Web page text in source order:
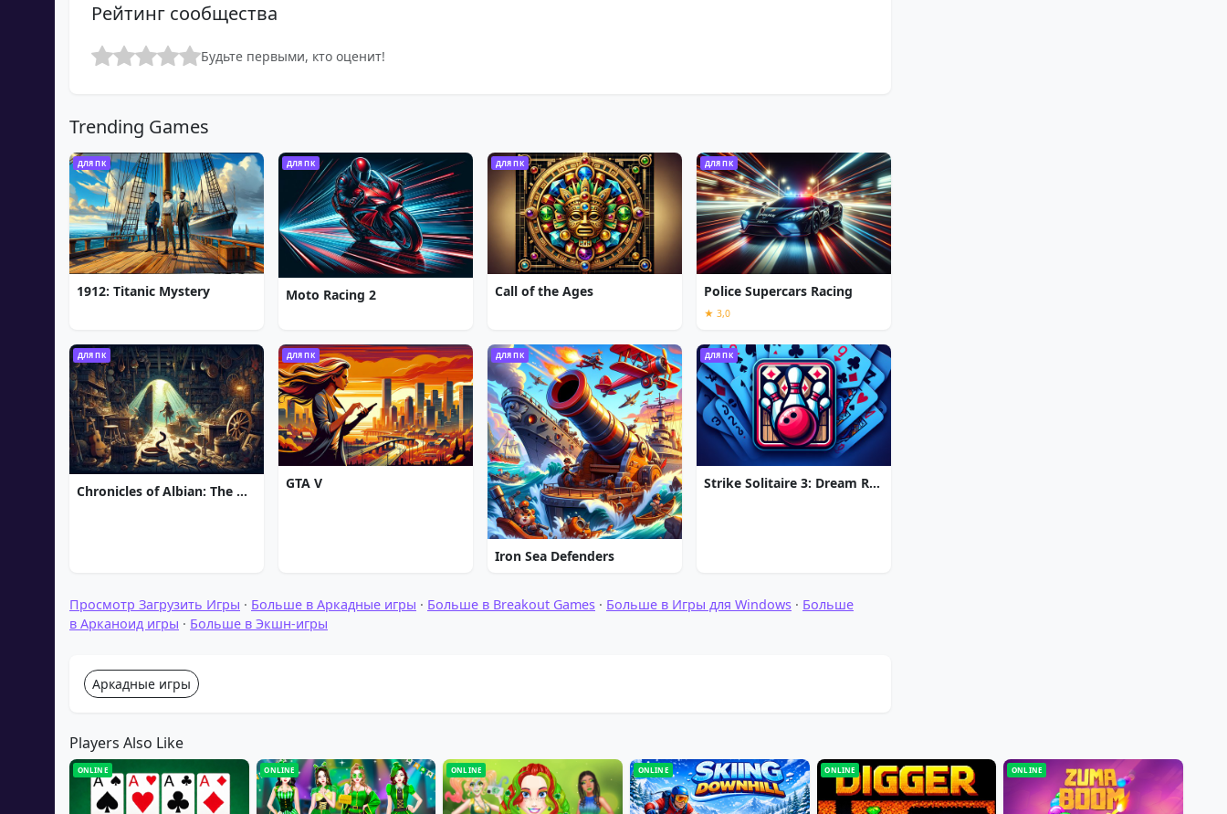
Рейтинг сообщества
Будьте первыми, кто оценит!
Trending Games
ДЛЯ ПК
1912: Titanic Mystery
ДЛЯ ПК
Moto Racing 2
ДЛЯ ПК
Call of the Ages
ДЛЯ ПК
Police Supercars Racing
★ 3,0
ДЛЯ ПК
Chronicles of Albian: The Magic Convention
ДЛЯ ПК
GTA V
ДЛЯ ПК
Iron Sea Defenders
ДЛЯ ПК
Strike Solitaire 3: Dream Resort
Просмотр Загрузить Игры · Больше в Аркадные игры · Больше в Breakout Games · Больше в Игры для Windows · Больше
в Арканоид игры · Больше в Экшн-игры
Аркадные игры
Players Also Like
ONLINE ONLINE ONLINE ONLINE ONLINE ONLINE